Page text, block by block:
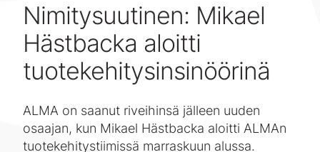
Nimitysuutinen: Mikael
Hästbacka aloitti
tuotekehitysinsinöörinä
ALMA on saanut riveihinsä jälleen uuden
osaajan, kun Mikael Hästbacka aloitti ALMAn
tuotekehitystiimissä marraskuun alussa.